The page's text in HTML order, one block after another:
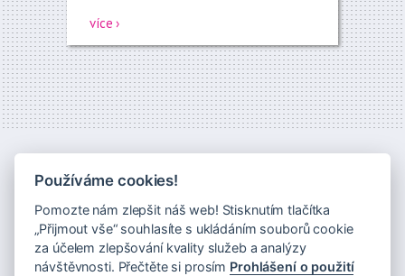
více ›
Používáme cookies!
Pomozte nám zlepšit náš web! Stisknutím tlačítka
„Přijmout vše“ souhlasíte s ukládáním souborů cookie
za účelem zlepšování kvality služeb a analýzy
návštěvnosti. Přečtěte si prosím Prohlášení o použití